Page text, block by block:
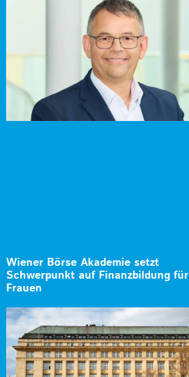
Wiener Börse Akademie setzt
Schwerpunkt auf Finanzbildung für
Frauen